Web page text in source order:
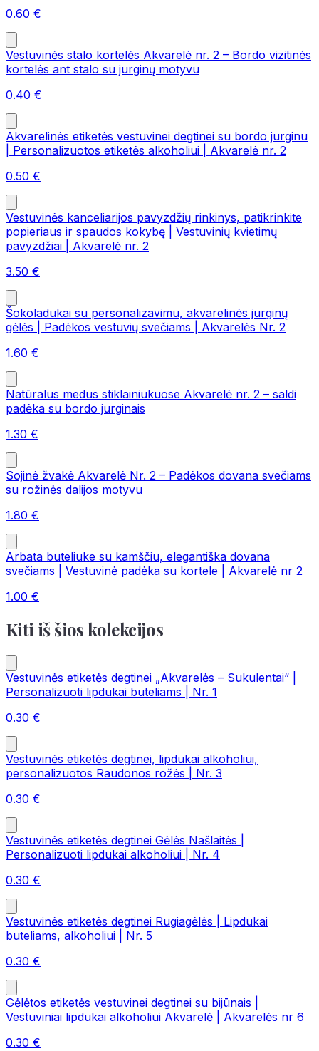
0.60 €
Vestuvinės stalo kortelės Akvarelė nr. 2 – Bordo vizitinės
kortelės ant stalo su jurginų motyvu
0.40 €
Akvarelinės etiketės vestuvinei degtinei su bordo jurginu
| Personalizuotos etiketės alkoholiui | Akvarelė nr. 2
0.50 €
Vestuvinės kanceliarijos pavyzdžių rinkinys, patikrinkite
popieriaus ir spaudos kokybę | Vestuvinių kvietimų
pavyzdžiai | Akvarelė nr. 2
3.50 €
Šokoladukai su personalizavimu, akvarelinės jurginų
gėlės | Padėkos vestuvių svečiams | Akvarelės Nr. 2
1.60 €
Natūralus medus stiklainiukuose Akvarelė nr. 2 – saldi
padėka su bordo jurginais
1.30 €
Sojinė žvakė Akvarelė Nr. 2 – Padėkos dovana svečiams
su rožinės dalijos motyvu
1.80 €
Arbata buteliuke su kamščiu, elegantiška dovana
svečiams | Vestuvinė padėka su kortele | Akvarelė nr 2
1.00 €
Kiti iš šios kolekcijos
Vestuvinės etiketės degtinei „Akvarelės – Sukulentai“ |
Personalizuoti lipdukai buteliams | Nr. 1
0.30 €
Vestuvinės etiketės degtinei, lipdukai alkoholiui,
personalizuotos Raudonos rožės | Nr. 3
0.30 €
Vestuvinės etiketės degtinei Gėlės Našlaitės |
Personalizuoti lipdukai alkoholiui | Nr. 4
0.30 €
Vestuvinės etiketės degtinei Rugiagėlės | Lipdukai
buteliams, alkoholiui | Nr. 5
0.30 €
Gėlėtos etiketės vestuvinei degtinei su bijūnais |
Vestuviniai lipdukai alkoholiui Akvarelė | Akvarelės nr 6
0.30 €